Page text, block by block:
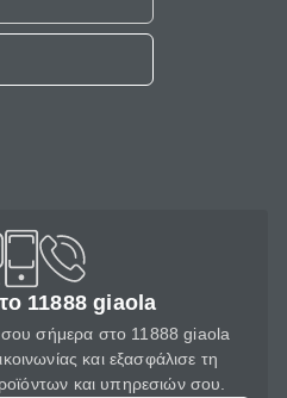
11888 giaola
σου σήμερα στο 11888 giaola
και εξασφάλισε τη
και υπηρεσιών σου.